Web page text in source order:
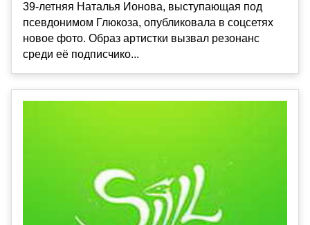
39-летняя Наталья Ионова, выступающая под
псевдонимом Глюкоза, опубликовала в соцсетях
новое фото. Образ артистки вызвал резонанс
среди её подписчико...